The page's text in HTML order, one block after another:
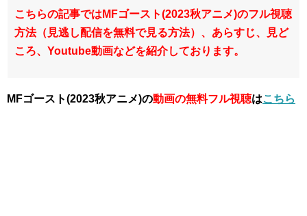
こちらの記事ではMFゴースト(2023秋アニメ)のフル視聴
方法（見逃し配信を無料で見る方法）、あらすじ、見ど
ころ、Youtube動画などを紹介しております。
MFゴースト(2023秋アニメ)の動画の無料フル視聴はこちら